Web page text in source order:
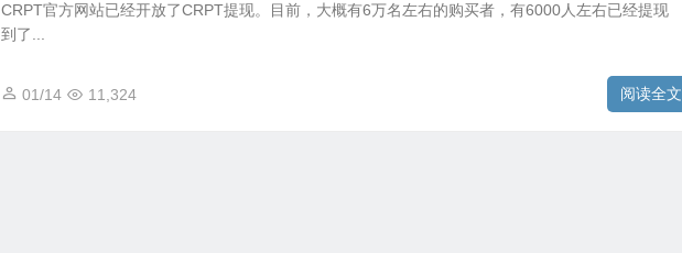
CRPT官方网站已经开放了CRPT提现。目前，大概有6万名左右的购买者，有6000人左右已经提现
到了...
01/14 11,324 阅读全文